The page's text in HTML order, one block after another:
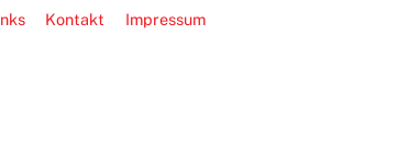
Kontakt Impressum